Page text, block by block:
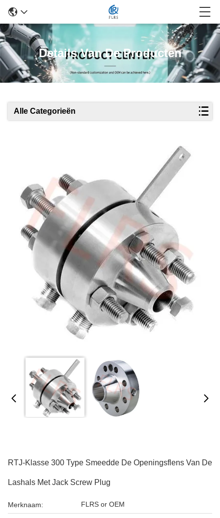
Details Van De Producten
Alle Categorieën
RTJ-Klasse 300 Type Smeedde De Openingsflens Van De
Lashals Met Jack Screw Plug
Merknaam: FLRS or OEM